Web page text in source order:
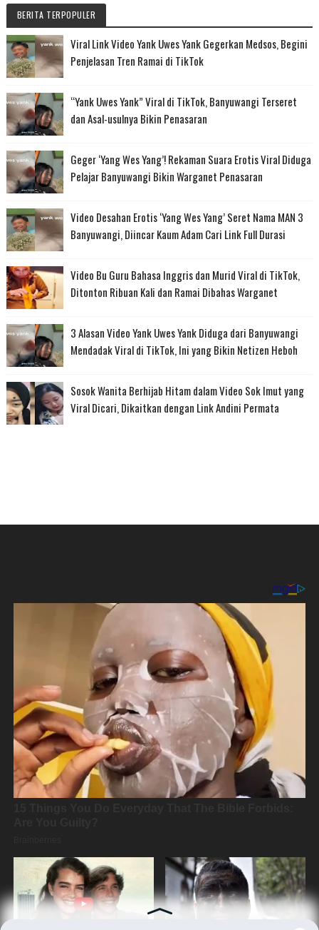
BERITA TERPOPULER
Viral Link Video Yank Uwes Yank Gegerkan Medsos, Begini
Penjelasan Tren Ramai di TikTok
“Yank Uwes Yank” Viral di TikTok, Banyuwangi Terseret
dan Asal-usulnya Bikin Penasaran
Geger ‘Yang Wes Yang’! Rekaman Suara Erotis Viral Diduga
Pelajar Banyuwangi Bikin Warganet Penasaran
Video Desahan Erotis ‘Yang Wes Yang’ Seret Nama MAN 3
Banyuwangi, Diincar Kaum Adam Cari Link Full Durasi
Video Bu Guru Bahasa Inggris dan Murid Viral di TikTok,
Ditonton Ribuan Kali dan Ramai Dibahas Warganet
3 Alasan Video Yank Uwes Yank Diduga dari Banyuwangi
Mendadak Viral di TikTok, Ini yang Bikin Netizen Heboh
Sosok Wanita Berhijab Hitam dalam Video Sok Imut yang
Viral Dicari, Dikaitkan dengan Link Andini Permata